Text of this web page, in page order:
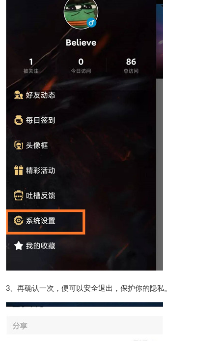
3、再确认一次，便可以安全退出，保护你的隐私。